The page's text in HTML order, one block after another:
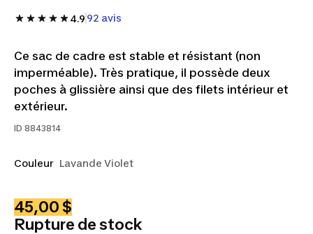
4.9 92 avis
Ce sac de cadre est stable et résistant (non
imperméable). Très pratique, il possède deux
poches à glissière ainsi que des filets intérieur et
extérieur.
ID 8843814
Couleur Lavande Violet
45,00 $
Rupture de stock